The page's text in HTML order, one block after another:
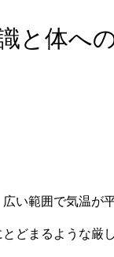
と体へ
い範囲で気温が
どまるような厳